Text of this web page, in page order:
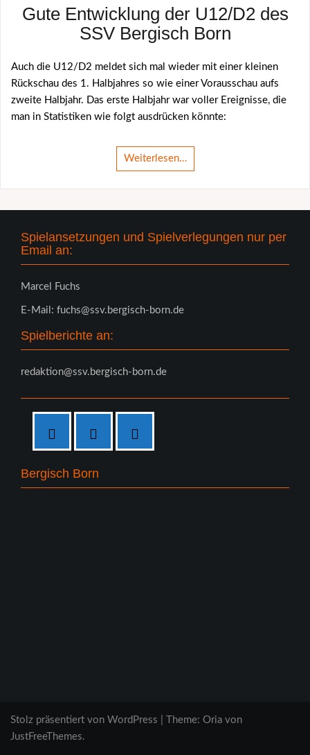
Gute Entwicklung der U12/D2 des
SSV Bergisch Born
Auch die U12/D2 meldet sich mal wieder mit einer kleinen
Rückschau des 1. Halbjahres so wie einer Vorausschau aufs
zweite Halbjahr. Das erste Halbjahr war voller Ereignisse, die
man in Statistiken wie folgt ausdrücken könnte:
Weiterlesen…
Spielansetzungen und Spielverlegungen nur per
Email an:
Marcel Fuchs
E-Mail: fuchs@ssv.bergisch-born.de
Spielberichte an:
redaktion@ssv.bergisch-born.de
Bergisch Born
Stolz präsentiert von WordPress Theme: Oria von
JustFreeThemes.